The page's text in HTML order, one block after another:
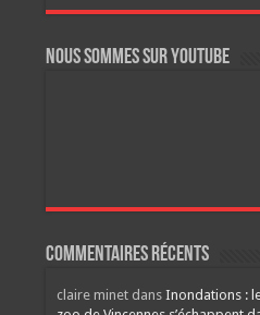
Nous sommes sur YouTube
Commentaires récents
claire minetdans Inondations :